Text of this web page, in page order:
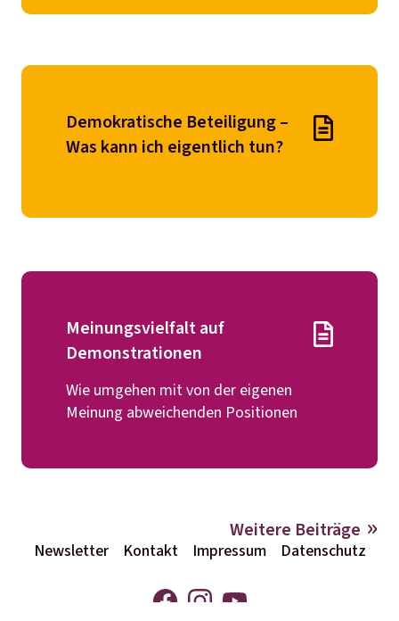
Demokratische Beteiligung –
Was kann ich eigentlich tun?
Meinungsvielfalt auf
Demonstrationen
Wie umgehen mit von der eigenen
Meinung abweichenden Positionen
Weitere Beiträge
Newsletter Kontakt Impressum Datenschutz